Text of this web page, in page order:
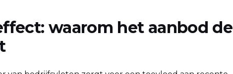
waarom het aanbod de